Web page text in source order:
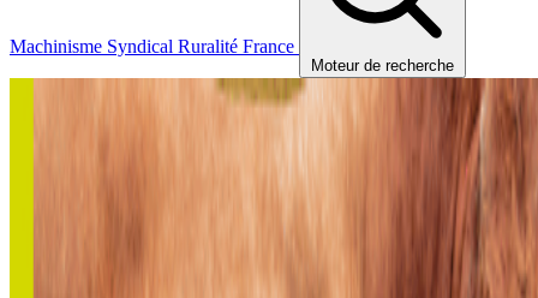
Machinisme Syndical Ruralité France
Moteur de recherche